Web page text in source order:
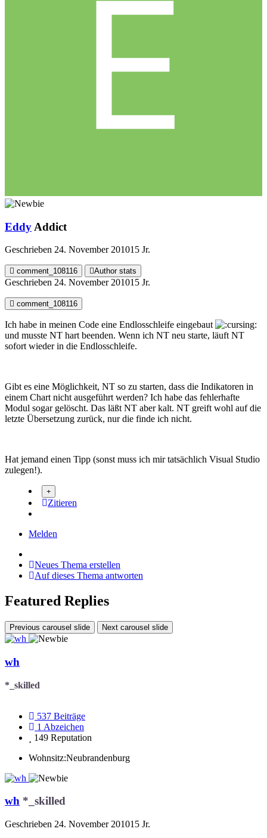
Eddy Addict
Geschrieben 24. November 201015 Jr.
comment_108116 Author stats
Geschrieben 24. November 201015 Jr.
comment_108116
Ich habe in meinen Code eine Endlosschleife eingebaut
und musste NT hart beenden. Wenn ich NT neu starte, läuft NT
sofort wieder in die Endlosschleife.
Gibt es eine Möglichkeit, NT so zu starten, dass die Indikatoren in
einem Chart nicht ausgeführt werden? Ich habe das fehlerhafte
Modul sogar gelöscht. Das läßt NT aber kalt. NT greift wohl auf die
letzte Übersetzung zurück, nur die finde ich nicht.
Hat jemand einen Tipp (sonst muss ich mir tatsächlich Visual Studio
zulegen!).
Zitieren
Melden
Neues Thema erstellen
Auf dieses Thema antworten
Featured Replies
Previous carousel slide Next carousel slide
wh
*_skilled
537 Beiträge
1 Abzeichen
149 Reputation
Wohnsitz:Neubrandenburg
wh *_skilled
Geschrieben 24. November 201015 Jr.